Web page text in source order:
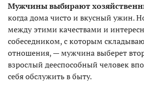
Мужчины выбирают
когда дома чисто и вкусный ужин.
между этими качествами и
собеседником, с которым
отношения, — мужчина выберет
взрослый дееспособный человек
себя обслужить в быту.